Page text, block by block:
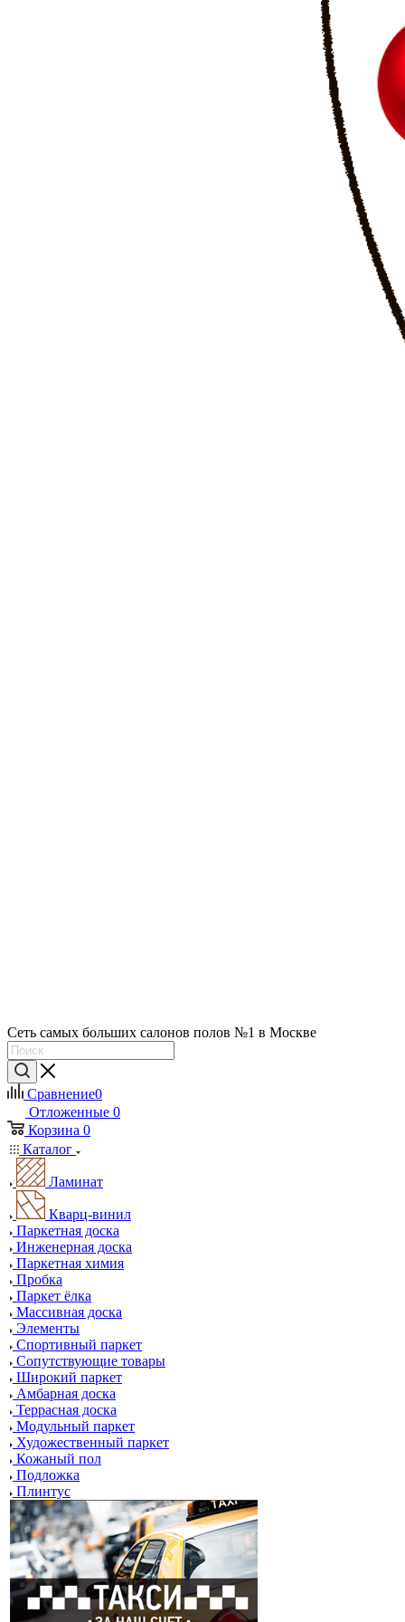
Сеть самых больших салонов полов №1 в Москве
Сравнение0
Отложенные 0
Корзина 0
Каталог
Ламинат
Кварц-винил
Паркетная доска
Инженерная доска
Паркетная химия
Пробка
Паркет ёлка
Массивная доска
Элементы
Спортивный паркет
Сопутствующие товары
Широкий паркет
Амбарная доска
Террасная доска
Модульный паркет
Художественный паркет
Кожаный пол
Подложка
Плинтус